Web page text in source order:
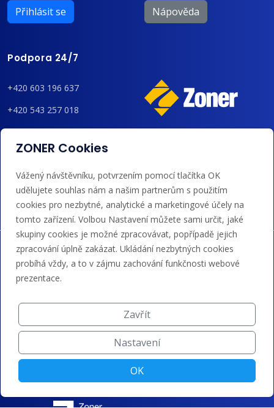
Přihlásit se Nápověda
Podpora 24/7
+420 603 196 637
+420 543 257 018
admin@regzone.cz
Akceptujeme platby kartou, Google/Apple Pay,
bankovním převodem a kreditem.
ZONER Cookies
Vážený návštěvníku, potvrzením pomocí tlačítka OK
udělujete souhlas nám a našim partnerům s použitím
cookies pro nezbytné, analytické a marketingové účely na
tomto zařízení. Volbou Nastavení můžete sami určit, jaké
skupiny cookies je možné zpracovávat, popřípadě jejich
zpracování úplně zakázat. Ukládání nezbytných cookies
probíhá vždy, a to v zájmu zachování funkčnosti webové
prezentace.
Zavřít
Nastavení
OK